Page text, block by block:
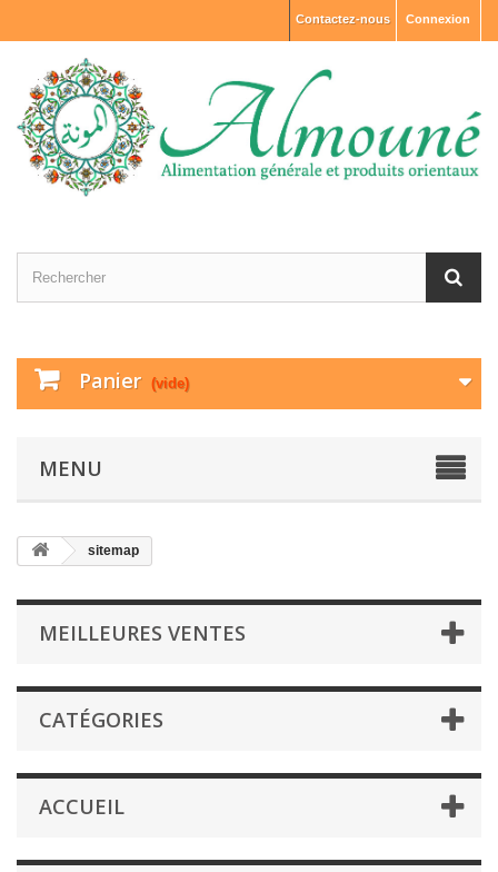
Connexion
Contactez-nous
Panier (vide)
MENU
sitemap
MEILLEURES VENTES
CATÉGORIES
ACCUEIL